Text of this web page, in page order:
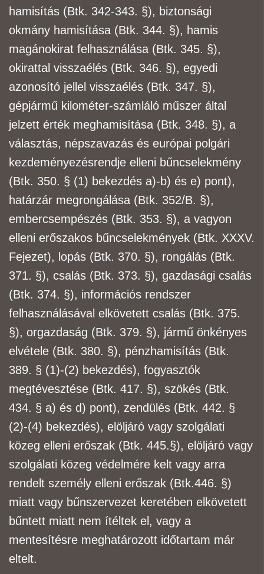
hamisítás (Btk. 342-343. §), biztonsági
okmány hamisítása (Btk. 344. §), hamis
magánokirat felhasználása (Btk. 345. §),
okirattal visszaélés (Btk. 346. §), egyedi
azonosító jellel visszaélés (Btk. 347. §),
gépjármű kilométer-számláló műszer által
jelzett érték meghamisítása (Btk. 348. §), a
választás, népszavazás és európai polgári
kezdeményezésrendje elleni bűncselekmény
(Btk. 350. § (1) bekezdés a)-b) és e) pont),
határzár megrongálása (Btk. 352/B. §),
embercsempészés (Btk. 353. §), a vagyon
elleni erőszakos bűncselekmények (Btk. XXXV.
Fejezet), lopás (Btk. 370. §), rongálás (Btk.
371. §), csalás (Btk. 373. §), gazdasági csalás
(Btk. 374. §), információs rendszer
felhasználásával elkövetett csalás (Btk. 375.
§), orgazdaság (Btk. 379. §), jármű önkényes
elvétele (Btk. 380. §), pénzhamisítás (Btk.
389. § (1)-(2) bekezdés), fogyasztók
megtévesztése (Btk. 417. §), szökés (Btk.
434. § a) és d) pont), zendülés (Btk. 442. §
(2)-(4) bekezdés), elöljáró vagy szolgálati
közeg elleni erőszak (Btk. 445.§), elöljáró vagy
szolgálati közeg védelmére kelt vagy arra
rendelt személy elleni erőszak (Btk.446. §)
miatt vagy bűnszervezet keretében elkövetett
bűntett miatt nem ítéltek el, vagy a
mentesítésre meghatározott időtartam már
eltelt.